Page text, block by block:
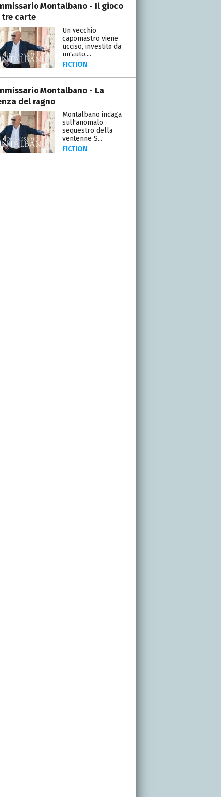
Montalbano - Il gioco
tre carte
Un vecchio
capomastro viene
ucciso, investito da
un'auto....
FICTION
Montalbano - La
del ragno
Montalbano indaga
sull'anomalo
sequestro della
ventenne S...
FICTION